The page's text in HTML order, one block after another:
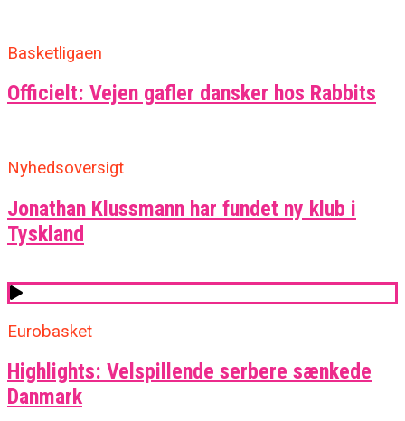
Basketligaen
Officielt: Vejen gafler dansker hos Rabbits
Nyhedsoversigt
Jonathan Klussmann har fundet ny klub i
Tyskland
Eurobasket
Highlights: Velspillende serbere sænkede
Danmark